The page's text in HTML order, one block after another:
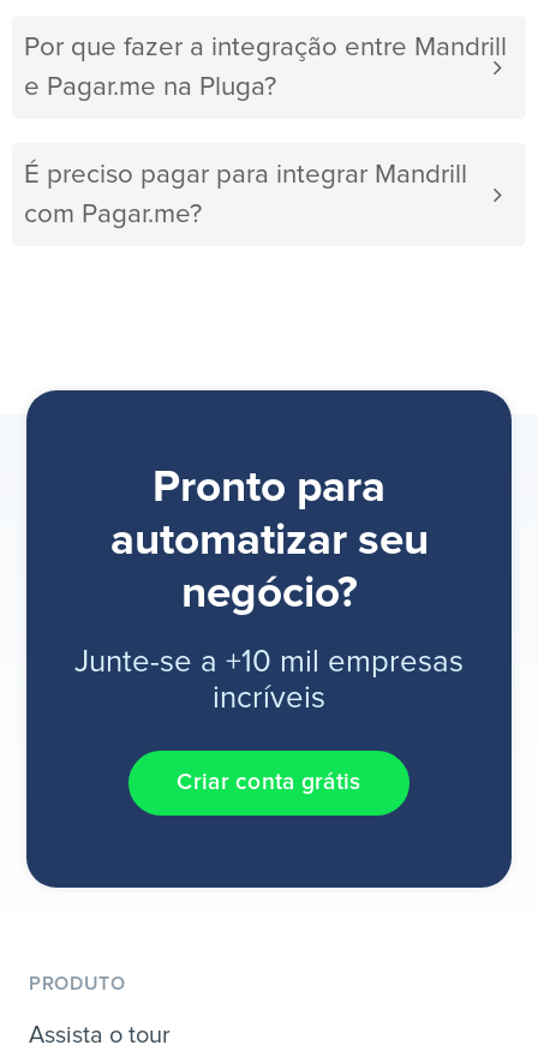
Por que fazer a integração entre Mandrill
e Pagar.me na Pluga?
É preciso pagar para integrar Mandrill
com Pagar.me?
Pronto para
automatizar seu
negócio?
Junte-se a +10 mil empresas
incríveis
Criar conta grátis
PRODUTO
Assista o tour